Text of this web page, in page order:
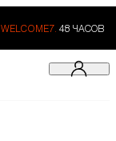
WELCOME7. 48 ЧАСОВ